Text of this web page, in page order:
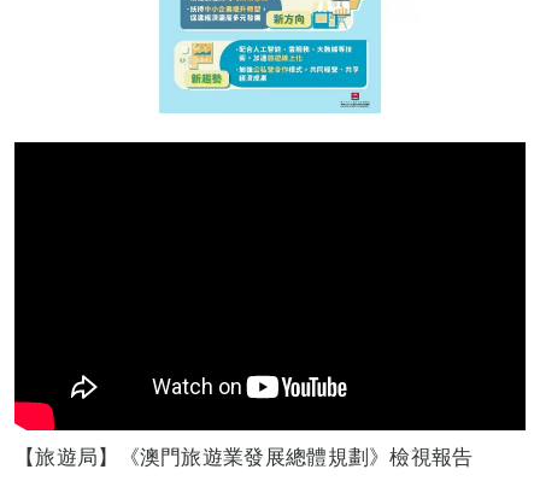
【旅遊局】《澳門旅遊業發展總體規劃》檢視報告